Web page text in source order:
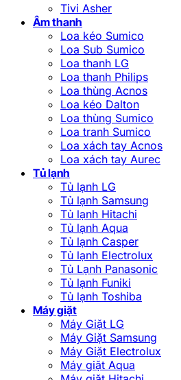
Tivi Asher
Âm thanh
Loa kéo Sumico
Loa Sub Sumico
Loa thanh LG
Loa thanh Philips
Loa thùng Acnos
Loa kéo Dalton
Loa thùng Sumico
Loa tranh Sumico
Loa xách tay Acnos
Loa xách tay Aurec
Tủ lạnh
Tủ lạnh LG
Tủ lạnh Samsung
Tủ lạnh Hitachi
Tủ lạnh Aqua
Tủ lạnh Casper
Tủ lạnh Electrolux
Tủ Lạnh Panasonic
Tủ lạnh Funiki
Tủ lạnh Toshiba
Máy giặt
Máy Giặt LG
Máy Giặt Samsung
Máy Giặt Electrolux
Máy giặt Aqua